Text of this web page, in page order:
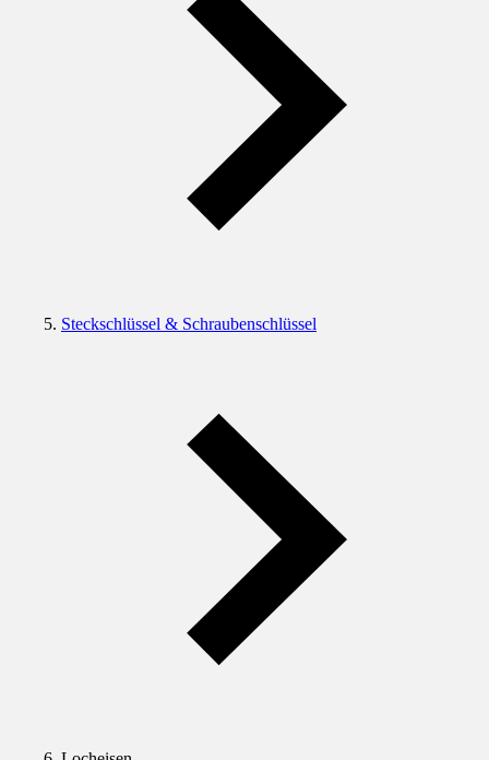
Steckschlüssel & Schraubenschlüssel